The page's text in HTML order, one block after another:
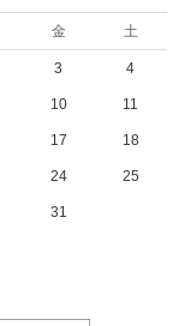
金 土
3 4
10 11
17 18
24 25
31